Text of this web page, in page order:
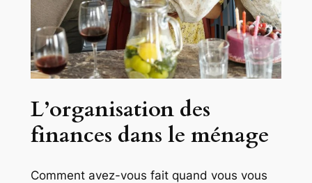
L’organisation des
finances dans le ménage
Comment avez-vous fait quand vous vous